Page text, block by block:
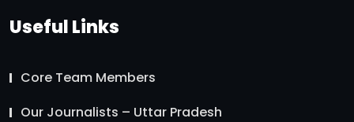
Useful Links
Core Team Members
Our Journalists – Uttar Pradesh